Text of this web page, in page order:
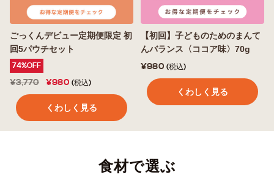
ごっくんデビュー定期便限定 初
回5パウチセット
74%OFF
¥3,770 ¥980 (税込)
くわしく見る
【初回】子どものためのまんて
んバランス〈ココア味〉70g
¥980 (税込)
くわしく見る
食材で選ぶ